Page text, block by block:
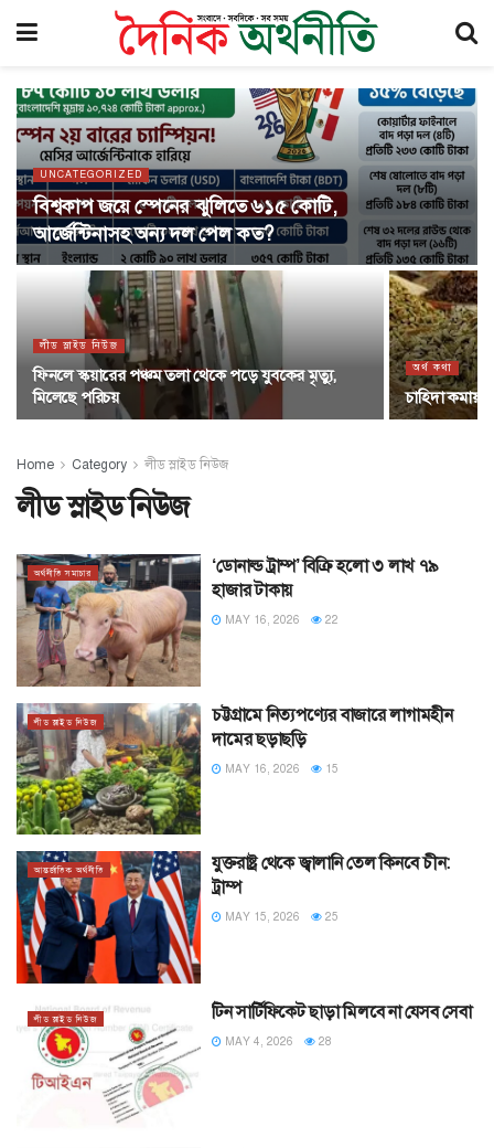
UNCATEGORIZED
বিশ্বকাপ জয়ে স্পেনের ঝুলিতে ৬১৫ কোটি,
আর্জেন্টিনাসহ অন্য দল পেল কত?
লীড স্লাইড নিউজ
ফিনলে স্কয়ারের পঞ্চম তলা থেকে পড়ে যুবকের মৃত্যু,
মিলেছে পরিচয়
অর্থ কথা
চাহিদা কমায়
Home Category লীড স্লাইড নিউজ
লীড স্লাইড নিউজ
অর্থনীতি সমাচার
‘ডোনাল্ড ট্রাম্প’ বিক্রি হলো ৩ লাখ ৭৯
হাজার টাকায়
MAY 16, 2026 22
লীড স্লাইড নিউজ
চট্টগ্রামে নিত্যপণ্যের বাজারে লাগামহীন
দামের ছড়াছড়ি
MAY 16, 2026 15
আন্তর্জাতিক অর্থনীতি
যুক্তরাষ্ট্র থেকে জ্বালানি তেল কিনবে চীন:
ট্রাম্প
MAY 15, 2026 25
লীড স্লাইড নিউজ টিন সার্টিফিকেট ছাড়া মিলবে না যেসব সেবা
MAY 4, 2026 28